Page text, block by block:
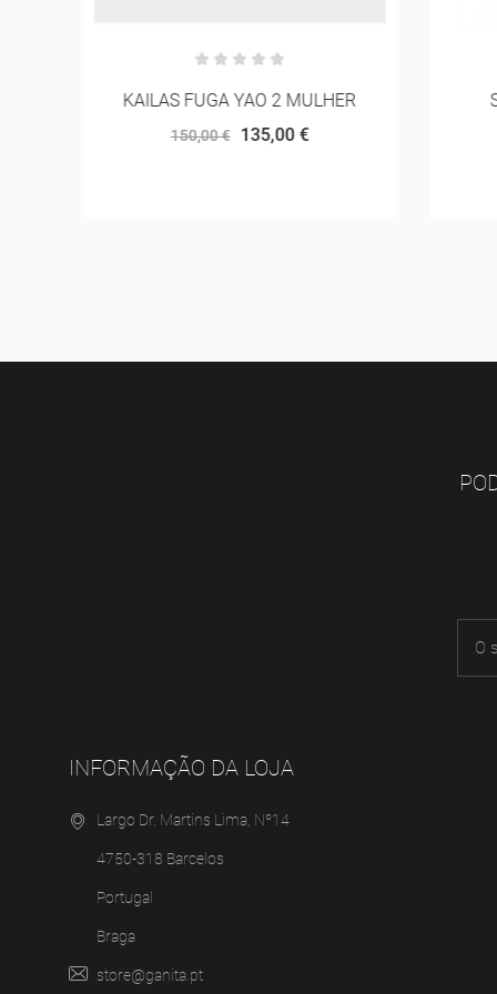
KAILAS FUGA YAO 2 MULHER
150,00 € 135,00 €
INFORMAÇÃO DA LOJA
Largo Dr. Martins Lima, Nº14
4750-318 Barcelos
Portugal
Braga
store@ganita.pt